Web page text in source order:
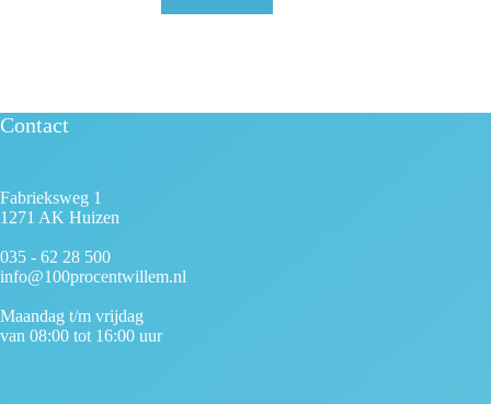
Contact
Fabrieksweg 1
1271 AK Huizen
035 - 62 28 500
info@100procentwillem.nl
Maandag t/m vrijdag
van 08:00 tot 16:00 uur